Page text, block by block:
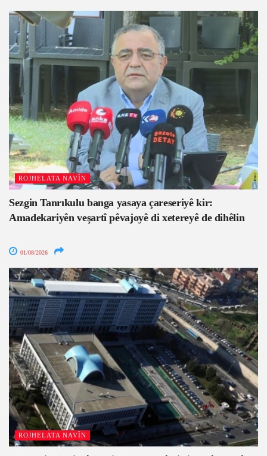
ROJHELATA NAVÎN
Sezgin Tanrıkulu banga yasaya çareseriyê kir:
Amadekariyên veşartî pêvajoyê di xetereyê de dihêlin
01/08/2026
ROJHELATA NAVÎN